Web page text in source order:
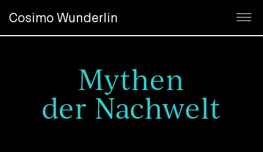
Cosimo Wunderlin
Mythen
der Nachwelt